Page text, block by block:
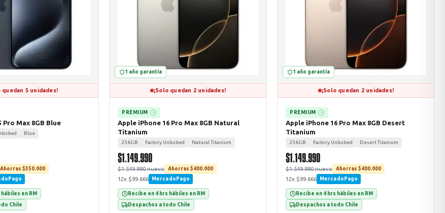
quedan 5 unidades!
Pro Max 8GB Blue
Blue
Ahorras $350.000
en RM
Chile
1 año garantía
¡Solo quedan 2 unidades!
PREMIUM ?
Apple iPhone 16 Pro Max 8GB Natural
Titanium
256GB Factory Unlocked Natural Titanium
$1.149.990
$1.549.990 nuevo Ahorras $400.000
12x $99.666 MercadoPago
Recibe en 4 hrs hábiles en RM
Despachos a todo Chile
1 año garantía
¡Solo quedan 2 unidades!
PREMIUM ?
Apple iPhone 16 Pro Max 8GB Desert
Titanium
256GB Factory Unlocked Desert Titanium
$1.149.990
$1.549.990 nuevo Ahorras $400.000
12x $99.666 MercadoPago
Recibe en 4 hrs hábiles en RM
Despachos a todo Chile